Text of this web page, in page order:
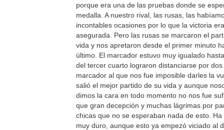
porque era una de las pruebas donde se
medalla. A nuestro rival, las rusas, las
incontables ocasiones por lo que la victoria
asegurada. Pero las rusas se marcaron el
vida y nos apretaron desde el primer minuto
último. El marcador estuvo muy igualado
del tercer cuarto lograron distanciarse por
marcador al que nos fue imposible darles la
salió el mejor partido de su vida y aunque
dimos la cara en todo momento no nos fue
que gran decepción y muchas lágrimas por
chicas que no se esperaban nada de esto.
muy duro, aunque esto ya empezó viciado al